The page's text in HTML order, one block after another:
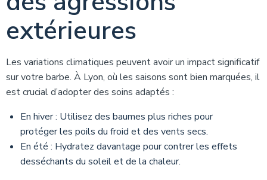
extérieures
Les variations climatiques peuvent avoir un impact significatif
sur votre barbe. À Lyon, où les saisons sont bien marquées, il
est crucial d’adopter des soins adaptés :
En hiver : Utilisez des baumes plus riches pour
protéger les poils du froid et des vents secs.
En été : Hydratez davantage pour contrer les effets
desséchants du soleil et de la chaleur.